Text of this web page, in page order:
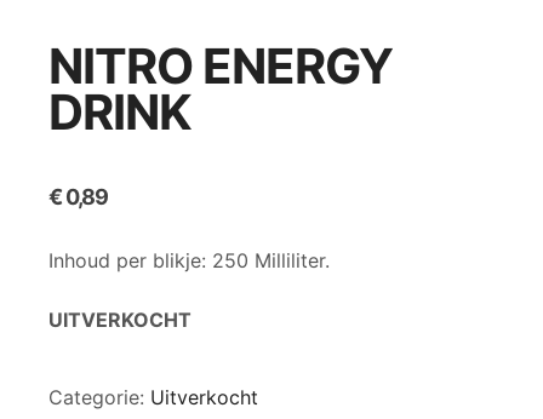
NITRO ENERGY
DRINK
€0,89
Inhoud per blikje: 250 Milliliter.
UITVERKOCHT
Categorie: Uitverkocht